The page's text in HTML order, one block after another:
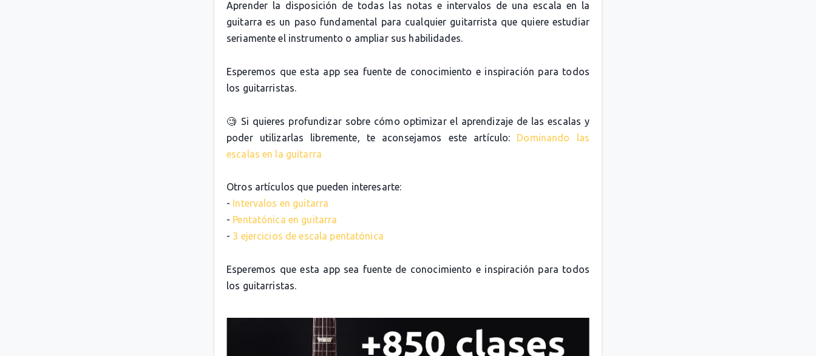
Aprender la disposición de todas las notas e intervalos de una escala en la
guitarra es un paso fundamental para cualquier guitarrista que quiere estudiar
seriamente el instrumento o ampliar sus habilidades.
Esperemos que esta app sea fuente de conocimiento e inspiración para todos
los guitarristas.
🧐 Si quieres profundizar sobre cómo optimizar el aprendizaje de las escalas y
poder utilizarlas libremente, te aconsejamos este artículo: Dominando las
escalas en la guitarra
Otros artículos que pueden interesarte:
- Intervalos en guitarra
- Pentatónica en guitarra
- 3 ejercicios de escala pentatónica
Esperemos que esta app sea fuente de conocimiento e inspiración para todos
los guitarristas.